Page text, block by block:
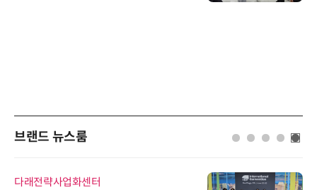
브랜드 뉴스룸
다래전략사업화센터